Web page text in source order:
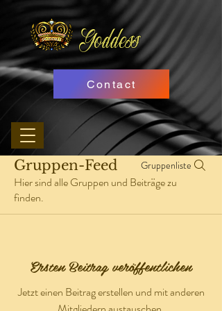
Goddess
Contact
Gruppen-Feed Gruppenliste
Hier sind alle Gruppen und Beiträge zu
finden.
Ersten Beitrag veröffentlichen
Jetzt einen Beitrag erstellen und mit anderen